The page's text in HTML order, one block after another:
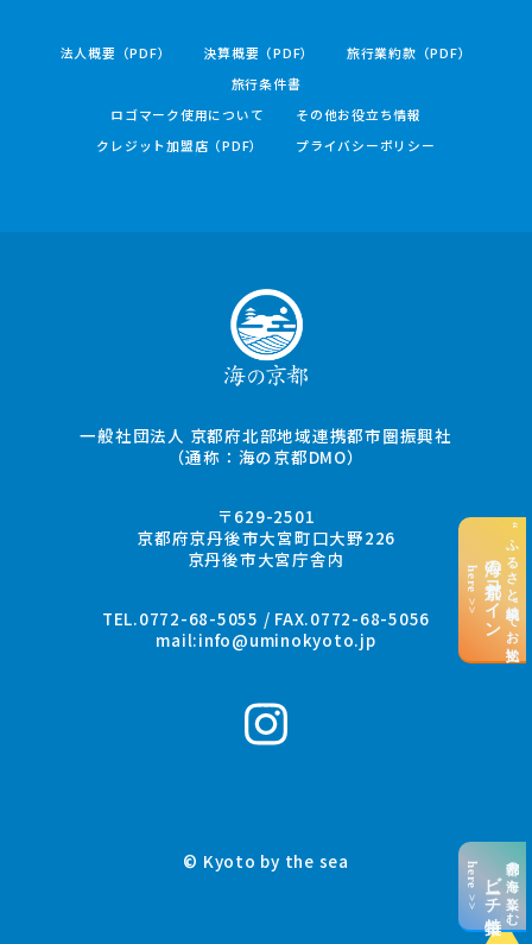
“ふるさと納税”でお支払い
海の京都コイン
here >>
京都の海を楽しむ
ビーチ特集
here >>
法人概要（PDF） 決算概要（PDF）
旅行業約款（PDF）
旅行条件書
ロゴマーク使用について
その他お役立ち情報
クレジット加盟店（PDF）
プライバシーポリシー
一般社団法人 京都府北部地域連携都市圏振興社
（通称：海の京都DMO）
〒629-2501
京都府京丹後市大宮町口大野226
京丹後市大宮庁舎内
TEL.0772-68-5055 / FAX.0772-68-5056
mail:info@uminokyoto.jp
© Kyoto by the sea